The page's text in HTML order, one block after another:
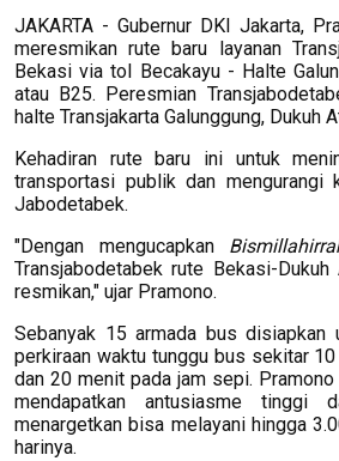
JAKARTA - Gubernur DKI Jakarta,
meresmikan rute baru layanan
Bekasi via tol Becakayu - Halte
atau B25. Peresmian
halte Transjakarta Galunggung, Dukuh
Kehadiran rute baru ini untuk
transportasi publik dan mengurangi
Jabodetabek.
"Dengan mengucapkan
Transjabodetabek rute Bekasi-
resmikan," ujar Pramono.
Sebanyak 15 armada bus disiapkan
perkiraan waktu tunggu bus sekitar
dan 20 menit pada jam sepi.
mendapatkan antusiasme tinggi
menargetkan bisa melayani hingga
harinya.